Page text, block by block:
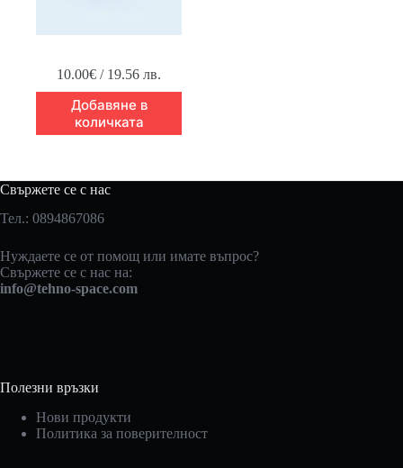
10.00€ / 19.56 лв.
Добавяне в
количката
Свържете се с нас
Тел.: 0894867086
Нуждаете се от помощ или имате въпрос?
Свържете се с нас на:
info@tehno-space.com
Полезни връзки
Нови продукти
Политика за поверителност